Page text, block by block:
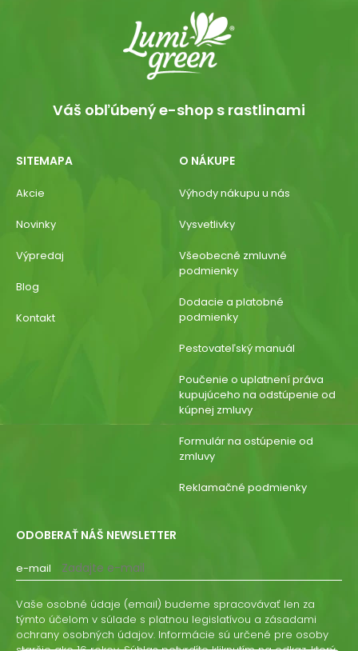
Váš obľúbený e-shop s rastlinami
SITEMAPA
Akcie
Novinky
Výpredaj
Blog
Kontakt
O NÁKUPE
Výhody nákupu u nás
Vysvetlivky
Všeobecné zmluvné
podmienky
Dodacie a platobné
podmienky
Pestovateľský manuál
Poučenie o uplatnení práva
kupujúceho na odstúpenie od
kúpnej zmluvy
Formulár na ostúpenie od
zmluvy
Reklamačné podmienky
ODOBERAŤ NÁŠ NEWSLETTER
e-mail
Vaše osobné údaje (email) budeme spracovávať len za
týmto účelom v súlade s platnou legislatívou a zásadami
ochrany osobných údajov. Informácie sú určené pre osoby